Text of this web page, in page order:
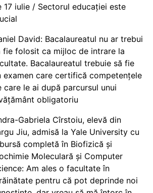
17 iulie / Sectorul educației este
David: Bacalaureatul nu ar trebui
fie folosit ca mijloc de intrare la
Bacalaureatul trebuie să fie
examen care certifică competențele
care le ai după parcursul unui
obligatoriu
Gabriela Cîrstoiu, elevă din
Jiu, admisă la Yale University cu
completă în Biofizică și
Moleculară și Computer
Am ales o facultate în
pentru că pot deprinde noi